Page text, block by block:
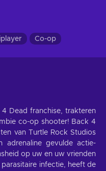
Co-op
Dead franchise, trakteren
co-op shooter! Back 4
van Turtle Rock Studios
adrenaline gevulde actie-
op uw en uw vrienden
infectie, heeft de